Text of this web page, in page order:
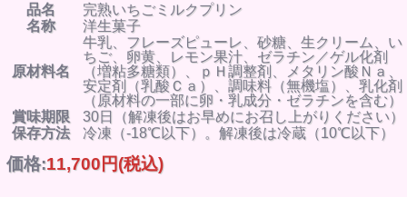
品名
完熟いちごミルクプリン
名称
洋生菓子
原材料名
牛乳、フレーズピューレ、砂糖、生クリーム、い
ちご、卵黄、レモン果汁、ゼラチン／ゲル化剤
（増粘多糖類）、ｐＨ調整剤、メタリン酸Ｎａ、
安定剤（乳酸Ｃａ）、調味料（無機塩）、乳化剤
（原材料の一部に卵・乳成分・ゼラチンを含む）
賞味期限
30日（解凍後はお早めにお召し上がりください）
保存方法
冷凍（-18℃以下）。解凍後は冷蔵（10℃以下）
価格:11,700円(税込)